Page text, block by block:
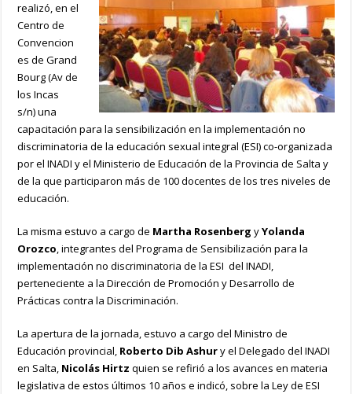
realizó, en el
Centro de
Convencion
es de Grand
Bourg (Av de
los Incas
s/n) una
capacitación para la sensibilización en la implementación no
discriminatoria de la educación sexual integral (ESI) co-organizada
por el INADI y el Ministerio de Educación de la Provincia de Salta y
de la que participaron más de 100 docentes de los tres niveles de
educación.
La misma estuvo a cargo de Martha Rosenberg yYolanda
Orozco, integrantes del Programa de Sensibilización para la
implementación no discriminatoria de la ESI del INADI,
perteneciente a la Dirección de Promoción y Desarrollo de
Prácticas contra la Discriminación.
La apertura de la jornada, estuvo a cargo del Ministro de
Educación provincial, Roberto Dib Ashury el Delegado del INADI
en Salta, Nicolás Hirtz quien se refirió a los avances en materia
legislativa de estos últimos 10 años e indicó, sobre la Ley de ESI